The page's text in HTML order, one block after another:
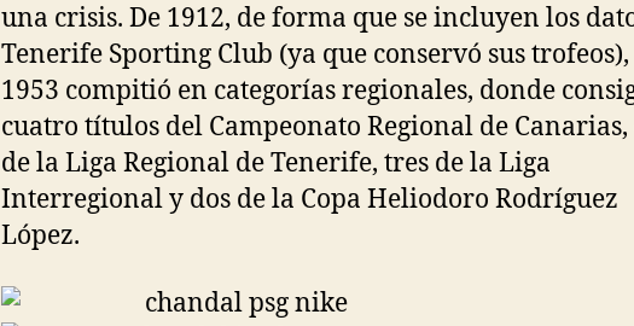
una crisis. De 1912, de forma que se incluyen los
Tenerife Sporting Club (ya que conservó sus trofeos),
1953 compitió en categorías regionales, donde
cuatro títulos del Campeonato Regional de Canarias,
de la Liga Regional de Tenerife, tres de la Liga
Interregional y dos de la Copa Heliodoro Rodríguez
López.